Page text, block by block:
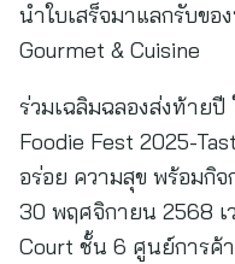
นำใบเสร็จมาแลกรับข
Gourmet & Cuisine
ร่วมเฉลิมฉลองส่งท้ายปี
Foodie Fest 2025-
อร่อย ความสุข พร้อมกิ
30 พฤศจิกายน 2568
Court ชั้น 6 ศูนย์การค้า